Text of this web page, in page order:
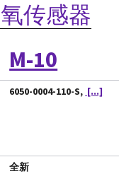
传感器
M-10
6050-0004-110-S, [...]
全新